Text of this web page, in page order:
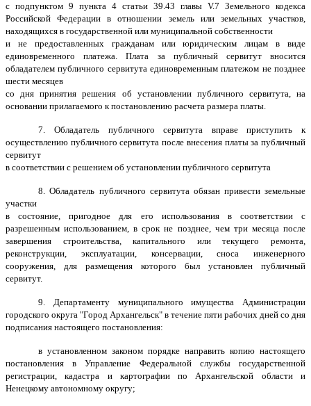
с подпунктом 9 пункта 4 статьи 39.43 главы V.7 Земельного кодекса
Российской Федерации в отношении земель или земельных участков,
находящихся в государственной или муниципальной собственности
и не предоставленных гражданам или юридическим лицам в виде
единовременного платежа. Плата за публичный сервитут вносится
обладателем публичного сервитута единовременным платежом не позднее
шести месяцев
со дня принятия решения об установлении публичного сервитута, на
основании прилагаемого к постановлению расчета размера платы.
7. Обладатель публичного сервитута вправе приступить к
осуществлению публичного сервитута после внесения платы за публичный
сервитут
в соответствии с решением об установлении публичного сервитута
8. Обладатель публичного сервитута обязан привести земельные
участки
в состояние, пригодное для его использования в соответствии с
разрешенным использованием, в срок не позднее, чем три месяца после
завершения строительства, капитального или текущего ремонта,
реконструкции, эксплуатации, консервации, сноса инженерного
сооружения, для размещения которого был установлен публичный
сервитут.
9. Департаменту муниципального имущества Администрации
городского округа "Город Архангельск" в течение пяти рабочих дней со дня
подписания настоящего постановления:
в установленном законом порядке направить копию настоящего
постановления в Управление Федеральной службы государственной
регистрации, кадастра и картографии по Архангельской области и
Ненецкому автономному округу;